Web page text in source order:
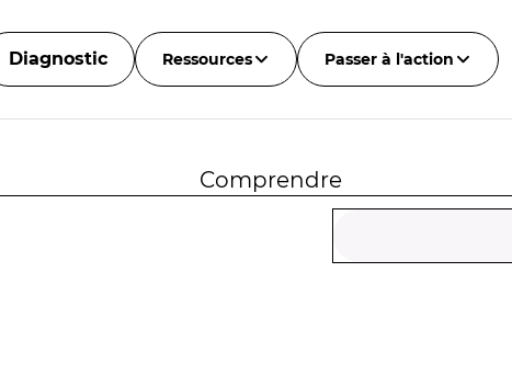
Diagnostic Ressources Passer à l'action
Comprendre